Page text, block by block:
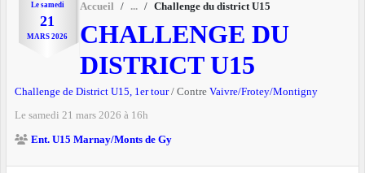
Le samedi
21
MARS 2026
Accueil Challenge du district U15
CHALLENGE DU
DISTRICT U15
Challenge de District U15, 1er tour/ Contre Vaivre/Frotey/Montigny
Le samedi 21 mars 2026 à 16h
Ent. U15 Marnay/Monts de Gy